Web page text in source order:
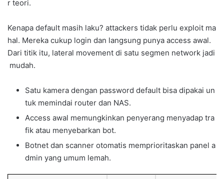
r teori.
Kenapa default masih laku? attackers tidak perlu exploit ma
hal. Mereka cukup login dan langsung punya access awal.
Dari titik itu, lateral movement di satu segmen network jadi
mudah.
Satu kamera dengan password default bisa dipakai un
tuk memindai router dan NAS.
Access awal memungkinkan penyerang menyadap tra
fik atau menyebarkan bot.
Botnet dan scanner otomatis memprioritaskan panel a
dmin yang umum lemah.